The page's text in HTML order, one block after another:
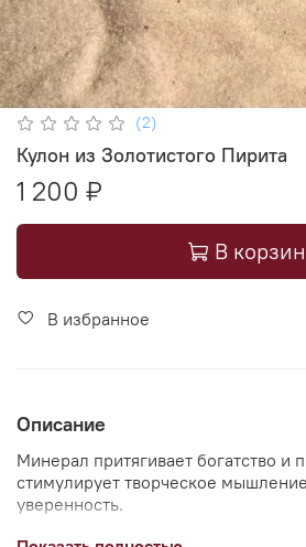
(2)
Кулон из Золотистого Пирита
1 200 ₽
В
В избранное
Описание
Минерал притягивает богатство и
стимулирует творческое
уверенность.